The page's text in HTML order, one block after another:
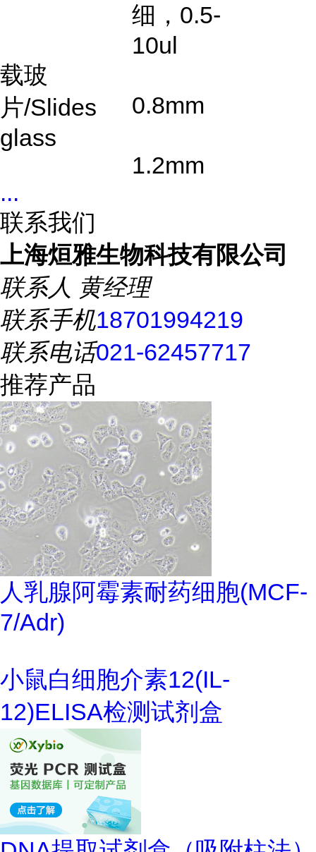
细， 0.5-
10ul
载玻
片/Slides
glass
0.8mm
1.2mm
...
联系我们
上海烜雅生物科技有限公司
联系人 黄经理
联系手机18701994219
联系电话021-62457717
推荐产品
人乳腺阿霉素耐药细胞(MCF-
7/Adr)
小鼠白细胞介素12(IL-
12)ELISA检测试剂盒